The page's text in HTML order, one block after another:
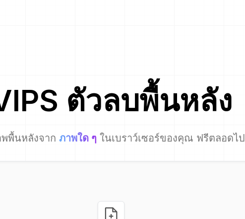
ตัวลบพื้นหลัง
พื้นหลังจาก ภาพใด ๆ ในเบราว์เซอร์ของคุณ ฟรีตลอดไป